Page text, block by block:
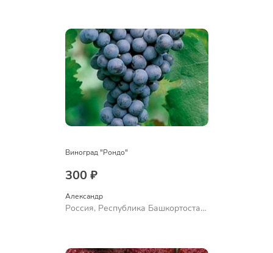
Виноград "Рондо"
300 ₽
Александр
Россия, Республика Башкортостан,